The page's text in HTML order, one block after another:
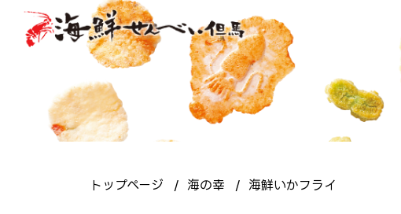
トップページ 海の幸 海鮮いかフライ